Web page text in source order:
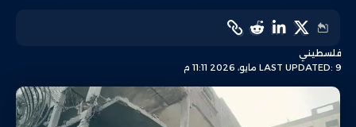
LAST UPDATED: 9 مايو، 2026 11:11 م
فلسطيني